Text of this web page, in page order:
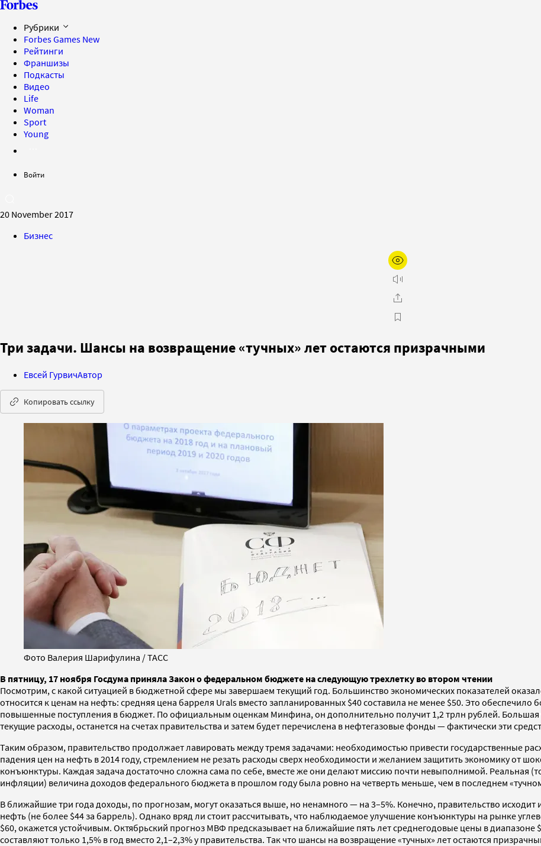
Рубрики
Forbes Games New
Рейтинги
Франшизы
Подкасты
Видео
Life
Woman
Sport
Young
Войти
20 November 2017
Бизнес
Три задачи. Шансы на возвращение «тучных» лет остаются призрачными
Евсей ГурвичАвтор
Копировать ссылку
Фото Валерия Шарифулина / ТАСС
В пятницу, 17 ноября Госдума приняла Закон о федеральном бюджете на следующую трехлетку во втором чтении
Посмотрим, с какой ситуацией в бюджетной сфере мы завершаем текущий год. Большинство экономических показателей
относится к ценам на нефть: средняя цена барреля Urals вместо запланированных $40 составила не менее $50. Это обеспечило
повышенные поступления в бюджет. По официальным оценкам Минфина, он дополнительно получит 1,2 трлн рублей. Большая
текущие расходы, останется на счетах правительства и затем будет перечислена в нефтегазовые фонды — фактически эти
Таким образом, правительство продолжает лавировать между тремя задачами: необходимостью привести государственные
падения цен на нефть в 2014 году, стремлением не резать расходы сверх необходимости и желанием защитить экономику от
конъюнктуры. Каждая задача достаточно сложна сама по себе, вместе же они делают миссию почти невыполнимой. Реальная
инфляции) величина доходов федерального бюджета в прошлом году была ровно на четверть меньше, чем в последнем
В ближайшие три года доходы, по прогнозам, могут оказаться выше, но ненамного — на 3–5%. Конечно, правительство
нефть (не более $44 за баррель). Однако вряд ли стоит рассчитывать, что наблюдаемое улучшение конъюнктуры на рынке
$60, окажется устойчивым. Октябрьский прогноз МВФ предсказывает на ближайшие пять лет среднегодовые цены в
составляют только 1,5% в год вместо 2,1–2,3% у правительства. Так что шансы на возвращение «тучных» лет остаются